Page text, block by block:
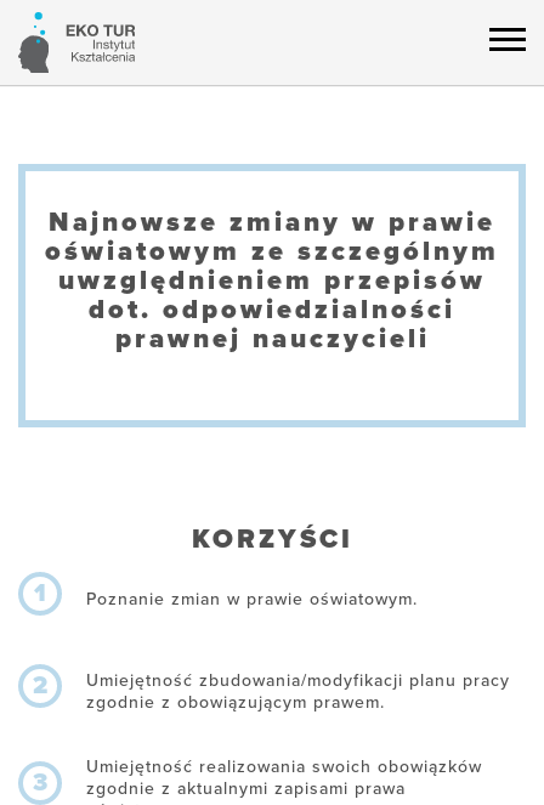
Najnowsze zmiany w prawie
oświatowym ze szczególnym
uwzględnieniem przepisów
dot. odpowiedzialności
prawnej nauczycieli
KORZYŚCI
1 Poznanie zmian w prawie oświatowym.
2
Umiejętność zbudowania/modyfikacji planu pracy
zgodnie z obowiązującym prawem.
3
Umiejętność realizowania swoich obowiązków
zgodnie z aktualnymi zapisami prawa